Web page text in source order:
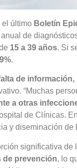
el último Boletín
de
15 a 39 años. Si
.
de
“Muchas
a otras
de Clínicas.
y diseminación de
significativa de
de prevención, lo